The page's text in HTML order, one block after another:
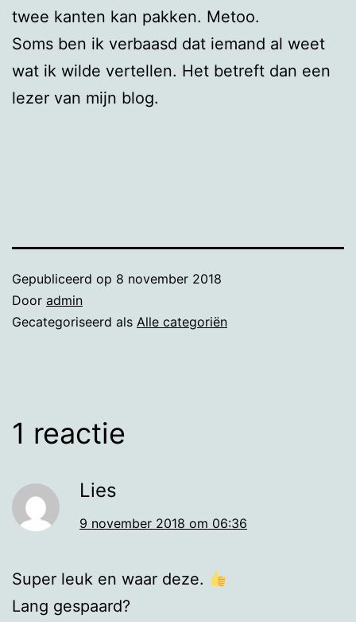
twee kanten kan pakken. Metoo.
Soms ben ik verbaasd dat iemand al weet
wat ik wilde vertellen. Het betreft dan een
lezer van mijn blog.
Gepubliceerd op 8 november 2018
Door admin
Gecategoriseerd als Alle categoriën
1 reactie
Lies
9 november 2018 om 06:36
Super leuk en waar deze.
Lang gespaard?